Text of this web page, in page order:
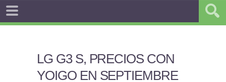
LG G3 S, PRECIOS CON
YOIGO EN SEPTIEMBRE